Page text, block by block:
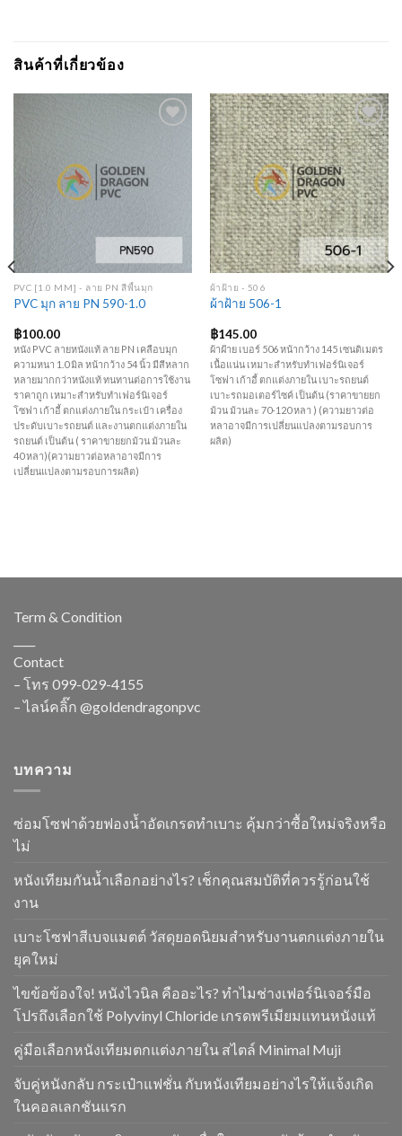
สินค้าที่เกี่ยวข้อง
Wishlist
PVC [1.0 MM] - ลาย PN สีพื้นมุก
PVC มุก ลาย PN 590-1.0
฿100.00
หนัง PVC ลายหนังแท้ ลาย PN เคลือบมุก
ความหนา 1.0 มิล หน้ากว้าง 54 นิ้ว มีสีหลาก
หลายมากกว่าหนังแท้ ทนทานต่อการใช้งาน
ราคาถูก เหมาะสำหรับทำเฟอร์นิเจอร์
โซฟา เก้าอี้ ตกแต่งภายใน กระเป๋า เครื่อง
ประดับเบาะรถยนต์ และงานตกแต่งภายใน
รถยนต์ เป็นต้น ( ราคาขายยกม้วน ม้วนละ
40 หลา)(ความยาวต่อหลาอาจมีการ
เปลี่ยนแปลงตามรอบการผลิต)
Add to
Wishlist
ผ้าฝ้าย - 506
ผ้าฝ้าย 506-1
฿145.00
ผ้าฝ้าย เบอร์ 506 หน้ากว้าง 145 เซนติเมตร
เนื้อแน่น เหมาะสำหรับทำเฟอร์นิเจอร์
โซฟา เก้าอี้ ตกแต่งภายใน เบาะรถยนต์
เบาะรถมอเตอร์ไซค์ เป็นต้น (ราคาขายยก
ม้วน ม้วนละ 70-120 หลา ) (ความยาวต่อ
หลาอาจมีการเปลี่ยนแปลงตามรอบการ
ผลิต)
Term & Condition
Contact
– โทร 099-029-4155
– ไลน์คลิ๊ก @goldendragonpvc
บทความ
ซ่อมโซฟาด้วยฟองน้ำอัดเกรดทำเบาะ คุ้มกว่าซื้อใหม่จริงหรือ
ไม่
หนังเทียมกันน้ำเลือกอย่างไร? เช็กคุณสมบัติที่ควรรู้ก่อนใช้
งาน
เบาะโซฟาสีเบจแมตต์ วัสดุยอดนิยมสำหรับงานตกแต่งภายใน
ยุคใหม่
ไขข้อข้องใจ! หนังไวนิล คืออะไร? ทำไมช่างเฟอร์นิเจอร์มือ
โปรถึงเลือกใช้ Polyvinyl Chloride เกรดพรีเมียมแทนหนังแท้
คู่มือเลือกหนังเทียมตกแต่งภายใน สไตล์ Minimal Muji
จับคู่หนังกลับ กระเป๋าแฟชั่น กับหนังเทียมอย่างไรให้แจ้งเกิด
ในคอลเลกชันแรก